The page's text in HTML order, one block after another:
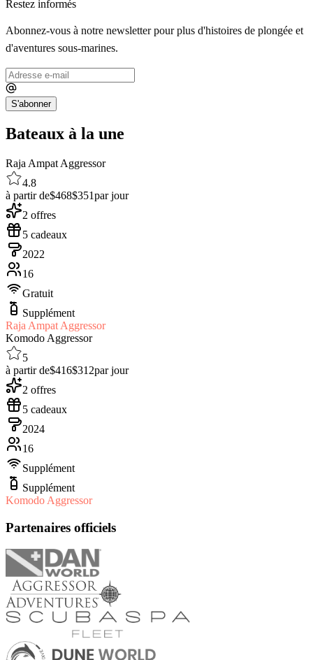
Restez informés
Abonnez-vous à notre newsletter pour plus d'histoires de plongée et
d'aventures sous-marines.
S'abonner
Bateaux à la une
Raja Ampat Aggressor
4.8
à partir de$468$351par jour
2 offres
5 cadeaux
2022
16
Gratuit
Supplément
Raja Ampat Aggressor
Komodo Aggressor
5
à partir de$416$312par jour
2 offres
5 cadeaux
2024
16
Supplément
Supplément
Komodo Aggressor
Partenaires officiels